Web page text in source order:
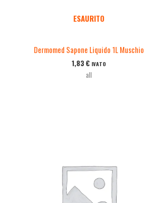
ESAURITO
Dermomed Sapone Liquido 1L Muschio
1,83 € IVATO
all